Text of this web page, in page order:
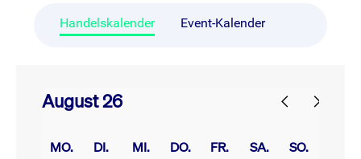
Handelskalender Event-Kalender
August 26
MO. DI. MI. DO. FR. SA. SO.